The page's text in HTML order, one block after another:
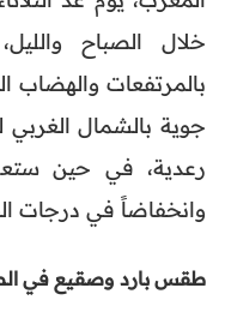
خلال الصباح
بالمرتفعات والهضاب
جوية بالشمال
رعدية، في حين
وانخفاضاً في درجات
طقس بارد وصقيع في